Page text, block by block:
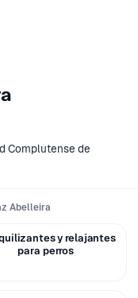
Complutense de
Abelleira
y relajantes
para perros